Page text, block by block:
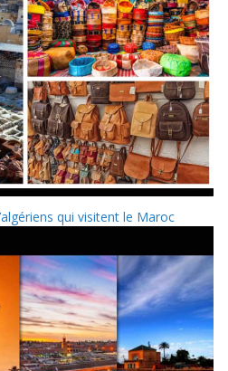
qui visitent le Maroc